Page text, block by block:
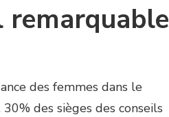
remarquable
des femmes dans le
des sièges des conseils